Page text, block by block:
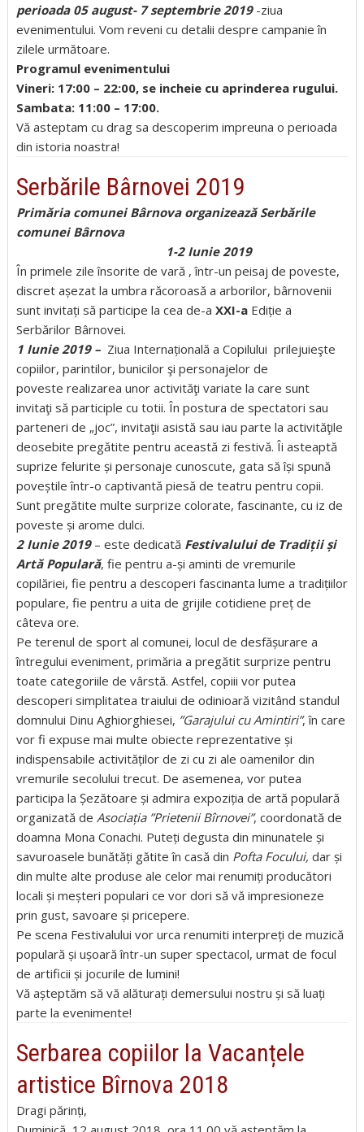
perioada 05 august- 7 septembrie 2019-ziua
evenimentului. Vom reveni cu detalii despre campanie în
zilele următoare.
Programul evenimentului
Vineri: 17:00 – 22:00, se incheie cu aprinderea rugului.
Sambata: 11:00 – 17:00.
Vă asteptam cu drag sa descoperim impreuna o perioada
din istoria noastra!
Serbările Bârnovei 2019
Primăria comunei Bârnova organizează Serbările
comunei Bârnova
1-2 Iunie 2019
În primele zile însorite de vară , într-un peisaj de poveste,
discret așezat la umbra răcoroasă a arborilor, bârnovenii
sunt invitați să participe la cea de-a XXI-aEdiție a
Serbărilor Bârnovei.
1 Iunie 2019 – Ziua Internațională a Copilului prilejuieşte
copiilor, parintilor, bunicilor şi personajelor de
poveste realizarea unor activităţi variate la care sunt
invitaţi să participle cu totii. În postura de spectatori sau
parteneri de „joc”, invitaţii asistă sau iau parte la activităţile
deosebite pregătite pentru această zi festivă. Îi asteaptă
suprize felurite și personaje cunoscute, gata să își spună
poveștile într-o captivantă piesă de teatru pentru copii.
Sunt pregătite multe surprize colorate, fascinante, cu iz de
poveste și arome dulci.
2 Iunie 2019 – este dedicată Festivalului de Tradiții și
Artă Populară, fie pentru a-și aminti de vremurile
copilăriei, fie pentru a descoperi fascinanta lume a tradițiilor
populare, fie pentru a uita de grijile cotidiene preț de
câteva ore.
Pe terenul de sport al comunei, locul de desfășurare a
întregului eveniment, primăria a pregătit surprize pentru
toate categoriile de vârstă. Astfel, copiii vor putea
descoperi simplitatea traiului de odinioară vizitând standul
domnului Dinu Aghiorghiesei, ”Garajului cu Amintiri”, în care
vor fi expuse mai multe obiecte reprezentative și
indispensabile activităților de zi cu zi ale oamenilor din
vremurile secolului trecut. De asemenea, vor putea
participa la Șezătoare și admira expoziția de artă populară
organizată de Asociația ”Prietenii Bîrnovei”, coordonată de
doamna Mona Conachi. Puteți degusta din minunatele și
savuroasele bunătăți gătite în casă din Pofta Focului, dar și
din multe alte produse ale celor mai renumiți producători
locali și meșteri populari ce vor dori să vă impresioneze
prin gust, savoare și pricepere.
Pe scena Festivalului vor urca renumiti interpreți de muzică
populară și ușoară într-un super spectacol, urmat de focul
de artificii și jocurile de lumini!
Vă așteptăm să vă alăturați demersului nostru și să luați
parte la evenimente!
Serbarea copiilor la Vacanțele
artistice Bîrnova 2018
Dragi părinți,